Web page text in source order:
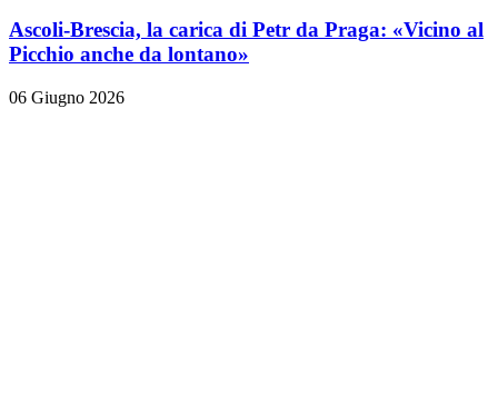
Ascoli-Brescia, la carica di Petr da Praga: «Vicino al
Picchio anche da lontano»
06 Giugno 2026